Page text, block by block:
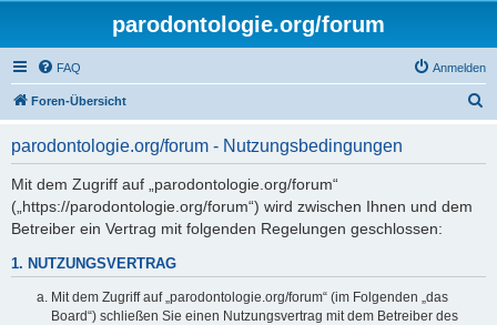
parodontologie.org/forum
FAQ Anmelden
Foren-Übersicht
parodontologie.org/forum - Nutzungsbedingungen
Mit dem Zugriff auf „parodontologie.org/forum“
(„https://parodontologie.org/forum“) wird zwischen Ihnen und dem
Betreiber ein Vertrag mit folgenden Regelungen geschlossen:
1. NUTZUNGSVERTRAG
Mit dem Zugriff auf „parodontologie.org/forum“ (im Folgenden „das
Board“) schließen Sie einen Nutzungsvertrag mit dem Betreiber des